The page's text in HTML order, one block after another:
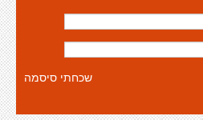
שכחתי סיסמה